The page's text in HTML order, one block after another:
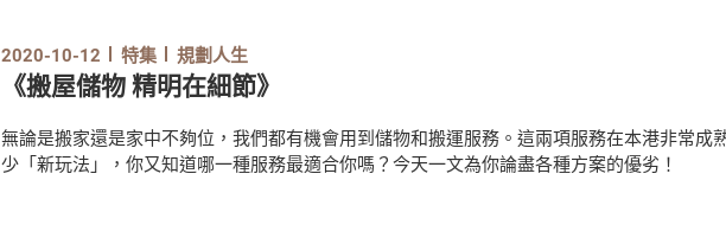
2020-10-12 特集 規劃人生
《搬屋儲物 精明在細節》
無論是搬家還是家中不夠位，我們都有機會用到儲物和搬運服務。這兩項服務在本港非常成
少「新玩法」，你又知道哪一種服務最適合你嗎？今天一文為你論盡各種方案的優劣！